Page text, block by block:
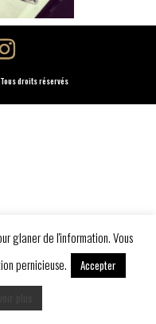
droits réservés
glaner de l'information. Vous
pernicieuse.
Accepter